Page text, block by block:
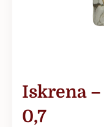
Iskrena
0,7